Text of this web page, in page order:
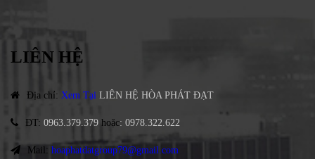
LIÊN HỆ
Địa chỉ: Xem Tại LIÊN HỆ HÒA PHÁT ĐẠT
ĐT: 0963.379.379 hoặc: 0978.322.622
Mail: hoaphatdatgroup79@gmail.com